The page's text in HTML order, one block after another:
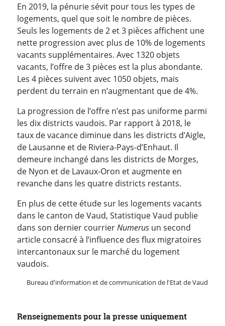
En 2019, la pénurie sévit pour tous les types de
logements, quel que soit le nombre de pièces.
Seuls les logements de 2 et 3 pièces affichent une
nette progression avec plus de 10% de logements
vacants supplémentaires. Avec 1320 objets
vacants, l’offre de 3 pièces est la plus abondante.
Les 4 pièces suivent avec 1050 objets, mais
perdent du terrain en n’augmentant que de 4%.
La progression de l’offre n’est pas uniforme parmi
les dix districts vaudois. Par rapport à 2018, le
taux de vacance diminue dans les districts d’Aigle,
de Lausanne et de Riviera-Pays-d’Enhaut. Il
demeure inchangé dans les districts de Morges,
de Nyon et de Lavaux-Oron et augmente en
revanche dans les quatre districts restants.
En plus de cette étude sur les logements vacants
dans le canton de Vaud, Statistique Vaud publie
dans son dernier courrierNumerus un second
article consacré à l’influence des flux migratoires
intercantonaux sur le marché du logement
vaudois.
Bureau d'information et de communication de l'Etat de Vaud
Renseignements pour la presse uniquement